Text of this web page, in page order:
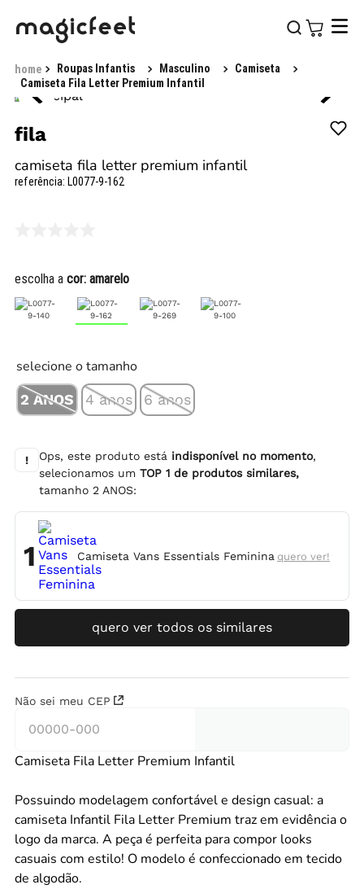
Roupas Infantis Masculino
Camiseta
Camiseta Fila Letter Premium Infantil
fila
camiseta fila letter premium infantil
referência: L0077-9-162
escolha a cor: amarelo
selecione o tamanho
2 ANOS 4 anos 6 anos
! Ops, este produto está indisponível no momento,
selecionamos umTOP1 de produtos similares,
tamanho 2 ANOS:
1 Camiseta Vans Essentials Feminina quero ver!
quero ver todos os similares
Não sei meu CEP
Camiseta Fila Letter Premium Infantil
Possuindo modelagem confortável e design casual: a
camiseta Infantil Fila Letter Premium traz em evidência o
logo da marca. A peça é perfeita para compor looks
casuais com estilo! O modelo é confeccionado em tecido
de algodão.